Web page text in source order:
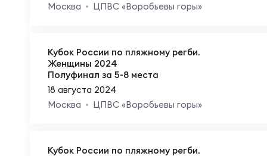
Москва
ЦПВС «Воробьевы горы»
Кубок России по пляжному регби.
Женщины 2024
Полуфинал за 5-8 места
18 августа 2024
Москва
ЦПВС «Воробьевы горы»
Кубок России по пляжному регби.